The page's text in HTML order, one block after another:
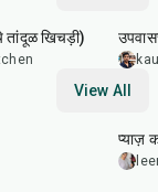
तांदूळ खिचड़ी)
View All
प्याज़